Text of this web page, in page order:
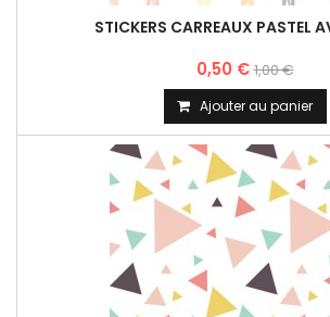
STICKERS CARREAUX PASTEL
0,50 €1,00 €
Ajouter au panier